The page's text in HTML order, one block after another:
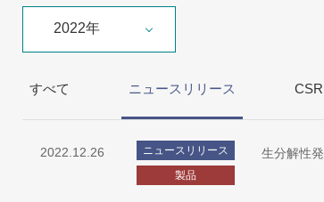
2022年
すべて ニュース リリース CSR
2022.12.26
ニュースリリース
製品
生分解性